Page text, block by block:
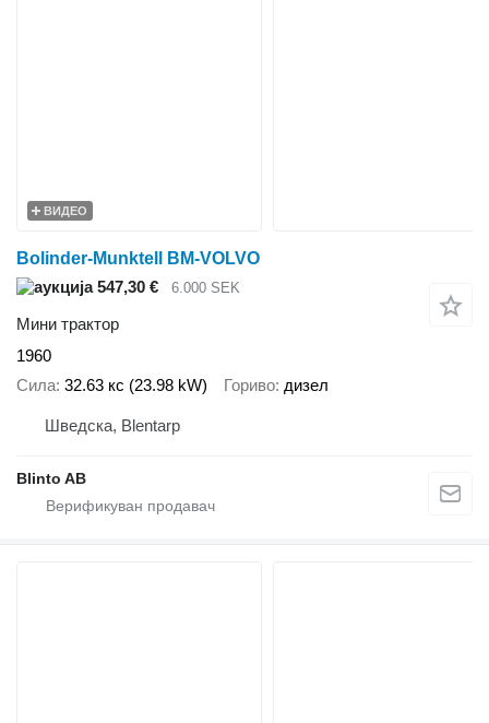
ВИДЕО
Bolinder-Munktell BM-VOLVO
547,30 €
6.000 SEK
Мини трактор
1960
Сила 32.63 кс (23.98 kW) Гориво дизел
Шведска, Blentarp
Blinto AB